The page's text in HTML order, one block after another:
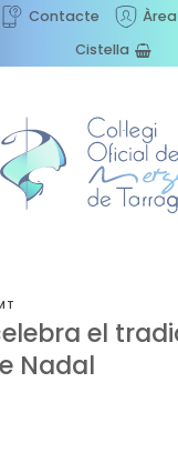
Contacte
Cistella
el
Nadal